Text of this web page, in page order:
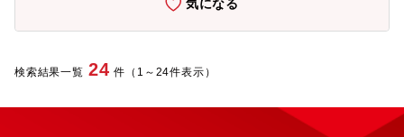
る。・社内／社外の環境改善に繋がる■出張頻度/エリア：1回/年~
気になる
検索結果一覧 24 件（1～24件表示）